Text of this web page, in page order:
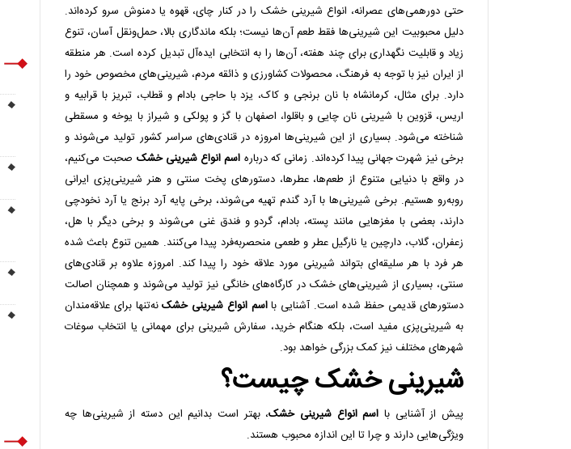
حتی دورهمی‌های عصرانه، انواع شیرینی خشک را در کنار چای، قهوه یا دمنوش سرو کرده‌اند.
دلیل محبوبیت این شیرینی‌ها فقط طعم آن‌ها نیست؛ بلکه ماندگاری بالا، حمل‌ونقل آسان، تنوع
زیاد و قابلیت نگهداری برای چند هفته، آن‌ها را به انتخابی ایده‌آل تبدیل کرده است. هر منطقه
از ایران نیز با توجه به فرهنگ، محصولات کشاورزی و ذائقه مردم، شیرینی‌های مخصوص خود را
دارد. برای مثال، کرمانشاه با نان برنجی و کاک، یزد با حاجی بادام و قطاب، تبریز با قرابیه و
اریس، قزوین با شیرینی نان چایی و باقلوا، اصفهان با گز و پولکی و شیراز با یوخه و مسقطی
شناخته می‌شود. بسیاری از این شیرینی‌ها امروزه در قنادی‌های سراسر کشور تولید می‌شوند و
برخی نیز شهرت جهانی پیدا کرده‌اند. زمانی که درباره اسم انواع شیرینی خشک صحبت می‌کنیم،
در واقع با دنیایی متنوع از طعم‌ها، عطرها، دستورهای پخت سنتی و هنر شیرینی‌پزی ایرانی
روبه‌رو هستیم. برخی شیرینی‌ها با آرد گندم تهیه می‌شوند، برخی پایه آرد برنج یا آرد نخودچی
دارند، بعضی با مغزهایی مانند پسته، بادام، گردو و فندق غنی می‌شوند و برخی دیگر با هل،
زعفران، گلاب، دارچین یا نارگیل عطر و طعمی منحصربه‌فرد پیدا می‌کنند. همین تنوع باعث شده
هر فرد با هر سلیقه‌ای بتواند شیرینی مورد علاقه خود را پیدا کند. امروزه علاوه بر قنادی‌های
سنتی، بسیاری از شیرینی‌های خشک در کارگاه‌های خانگی نیز تولید می‌شوند و همچنان اصالت
دستورهای قدیمی حفظ شده است. آشنایی بااسم انواع شیرینی خشکنه‌تنها برای علاقه‌مندان
به شیرینی‌پزی مفید است، بلکه هنگام خرید، سفارش شیرینی برای مهمانی یا انتخاب سوغات
شهرهای مختلف نیز کمک بزرگی خواهد بود.
شیرینی خشک چیست؟
پیش از آشنایی با اسم انواع شیرینی خشک، بهتر است بدانیم این دسته از شیرینی‌ها چه
ویژگی‌هایی دارند و چرا تا این اندازه محبوب هستند.